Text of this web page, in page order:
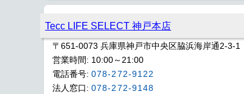
Tecc LIFE SELECT 神戸本店
〒651-0073 兵庫県神戸市中央区脇浜海岸通2-3-1
営業時間: 10:00～21:00
電話番号: 078-272-9122
法人窓口: 078-272-9148